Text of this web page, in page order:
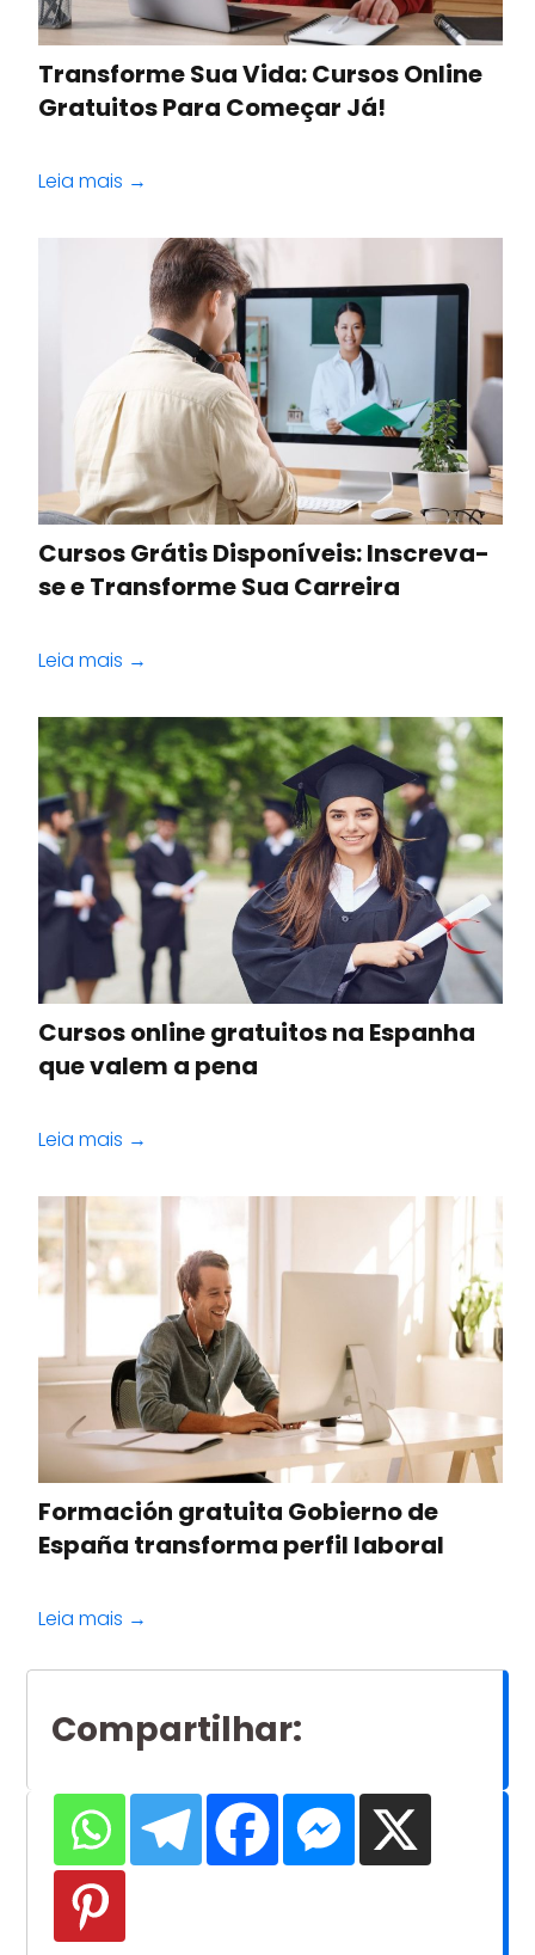
Transforme Sua Vida: Cursos Online
Gratuitos Para Começar Já!
Leia mais →
Cursos Grátis Disponíveis: Inscreva-
se e Transforme Sua Carreira
Leia mais →
Cursos online gratuitos na Espanha
que valem a pena
Leia mais →
Formación gratuita Gobierno de
España transforma perfil laboral
Leia mais →
Compartilhar: